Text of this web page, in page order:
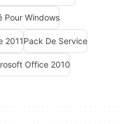
Pour Windows
2011Pack De Service
Office 2010